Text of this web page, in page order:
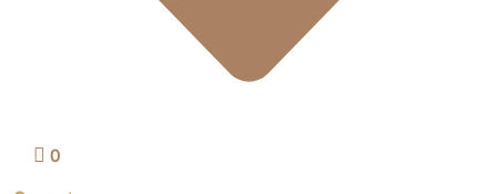
0